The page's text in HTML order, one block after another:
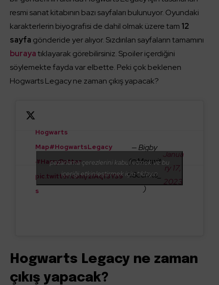
resmi sanat kitabının bazı sayfaları bulunuyor. Oyundaki
karakterlerin biyografisi de dahil olmak üzere tam 12
sayfa gönderide yer alıyor. Sızdırılan sayfaların tamamını
burayatıklayarak görebilirsiniz. Spoiler içerdiğini
söylemekte fayda var elbette. Peki çok beklenen
Hogwarts Legacy ne zaman çıkış yapacak?
Hogwarts
Map#HogwartsLegacy
#HarryPotter
pic.twitter.com/zIAqf3Y39
s
— Bigby
(@Manwit
hSecrets_
)
Janua
ry 17,
2023
pazarlama çerezlerini kabul etmek ve bu
içeriği etkinleştirmek için tıklayın
Hogwarts Legacy ne zaman
çıkış yapacak?